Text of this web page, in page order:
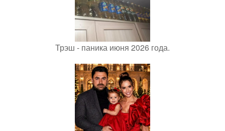
Трэш - паника июня 2026 года.